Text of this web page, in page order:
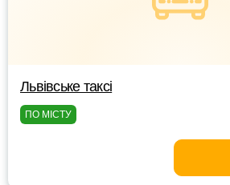
Львівське таксі
ПО МІСТУ